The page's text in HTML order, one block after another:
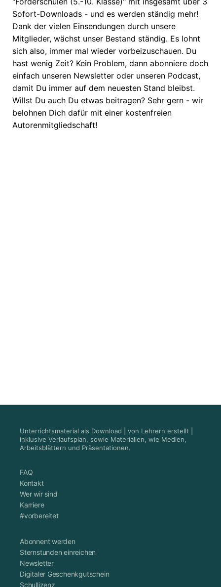
Sofort-Downloads - und es werden ständig mehr!
Dank der vielen Einsendungen durch unsere
Mitglieder, wächst unser Bestand ständig. Es lohnt
sich also, immer mal wieder vorbeizuschauen. Du
hast wenig Zeit? Kein Problem, dann abonniere doch
einfach unseren Newsletter oder unseren Podcast,
damit Du immer auf dem neuesten Stand bleibst.
Willst Du auch Du etwas beitragen? Sehr gern - wir
belohnen Dich dafür mit einer kostenfreien
Autorenmitgliedschaft!
Unterrichtsmaterial als Download | von Lehrern erstellt |
inklusive Verlaufsplan, sowie Materialien, wie Medien,
Arbeitsblättern und Präsentationen.
FAQ
Kontakt
Wer wir sind
Karriere
#vorbereitet
Abonnent werden
Sternstunden einreichen
Newsletter
Digitaler Geschenkgutschein
Schullizenz